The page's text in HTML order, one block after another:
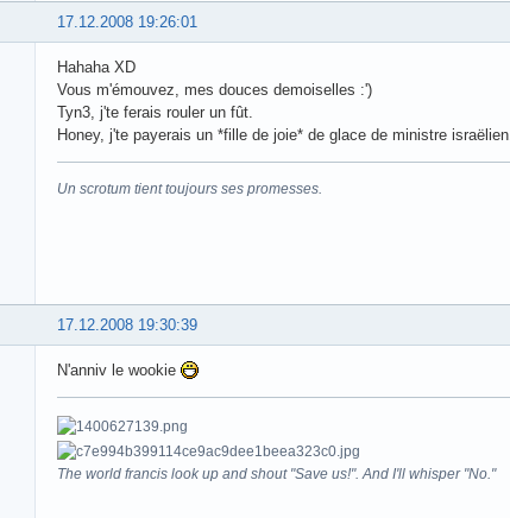
17.12.2008 19:26:01
Hahaha XD
Vous m'émouvez, mes douces demoiselles :')
Tyn3, j'te ferais rouler un fût.
Honey, j'te payerais un *fille de joie* de glace de ministre israëlien.
Un scrotum tient toujours ses promesses.
17.12.2008 19:30:39
N'anniv le wookie
The world francis look up and shout "Save us!". And I'll whisper "No."